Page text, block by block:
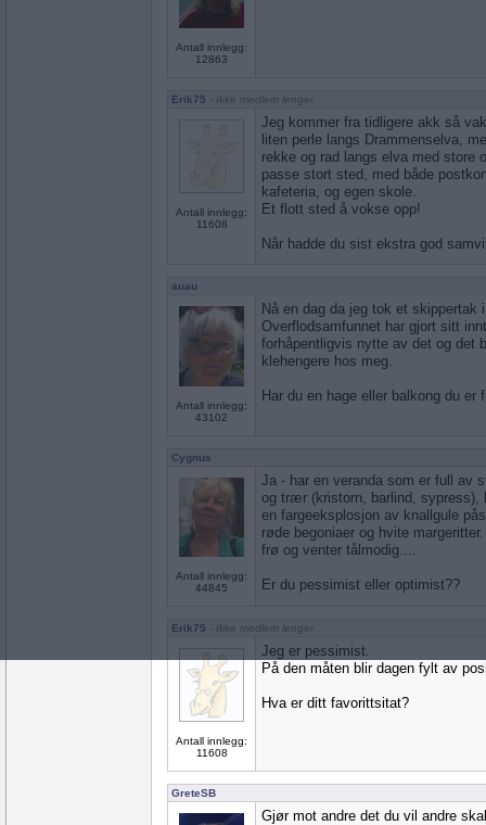
Antall innlegg:
12863
Erik75 - Ikke medlem lenger
Antall innlegg:
11608
Jeg kommer fra tidligere akk så
liten perle langs Drammenselva,
rekke og rad langs elva med store
passe stort sted, med både
kafeteria, og egen skole.
Et flott sted å vokse opp!
Når hadde du sist ekstra god
auau
Antall innlegg:
43102
Nå en dag da jeg tok et skippertak
Overflodsamfunnet har gjort sitt
forhåpentligvis nytte av det og det
klehengere hos meg.
Har du en hage eller balkong du er
Cygnus
Antall innlegg:
44845
Ja - har en veranda som er full av
og trær (kristorn, barlind, sypress),
en fargeeksplosjon av knallgule
røde begoniaer og hvite
frø og venter tålmodig....
Er du pessimist eller optimist??
Erik75 - Ikke medlem lenger
Antall innlegg:
11608
Jeg er pessimist.
På den måten blir dagen fylt av
Hva er ditt favorittsitat?
GreteSB
Gjør mot andre det du vil andre